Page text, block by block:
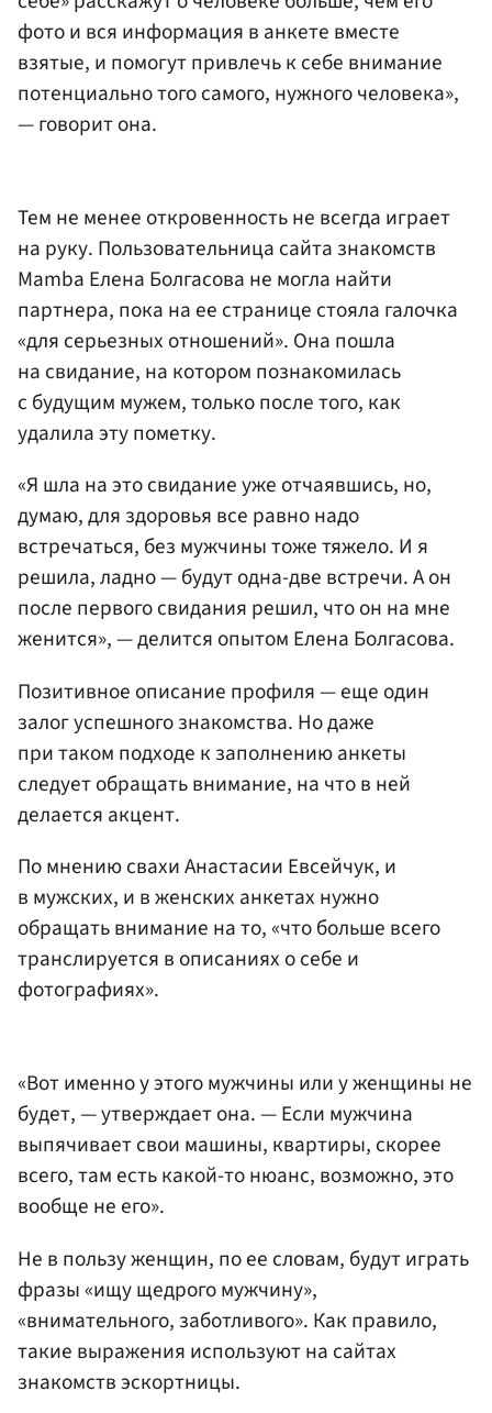
фото и вся информация в анкете вместе
взятые, и помогут привлечь к себе внимание
потенциально того самого, нужного человека»,
— говорит она.
Тем не менее откровенность не всегда играет
на руку. Пользовательница сайта знакомств
Mamba Елена Болгасова не могла найти
партнера, пока на ее странице стояла галочка
«для серьезных отношений». Она пошла
на свидание, на котором познакомилась
с будущим мужем, только после того, как
удалила эту пометку.
«Я шла на это свидание уже отчаявшись, но,
думаю, для здоровья все равно надо
встречаться, без мужчины тоже тяжело. И я
решила, ладно — будут одна-две встречи. А он
после первого свидания решил, что он на мне
женится», — делится опытом Елена Болгасова.
Позитивное описание профиля — еще один
залог успешного знакомства. Но даже
при таком подходе к заполнению анкеты
следует обращать внимание, на что в ней
делается акцент.
По мнению свахи Анастасии Евсейчук, и
в мужских, и в женских анкетах нужно
обращать внимание на то, «что больше всего
транслируется в описаниях о себе и
фотографиях».
«Вот именно у этого мужчины или у женщины не
будет, — утверждает она. — Если мужчина
выпячивает свои машины, квартиры, скорее
всего, там есть какой-то нюанс, возможно, это
вообще не его».
Не в пользу женщин, по ее словам, будут играть
фразы «ищу щедрого мужчину»,
«внимательного, заботливого». Как правило,
такие выражения используют на сайтах
знакомств эскортницы.